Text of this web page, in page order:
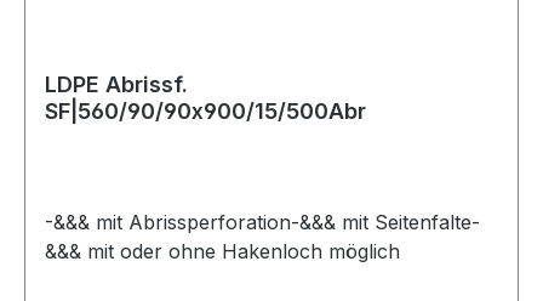
LDPE Abrissf.
SF|560/90/90x900/15/500Abr
-&&& mit Abrissperforation-&&& mit Seitenfalte-
&&& mit oder ohne Hakenloch möglich